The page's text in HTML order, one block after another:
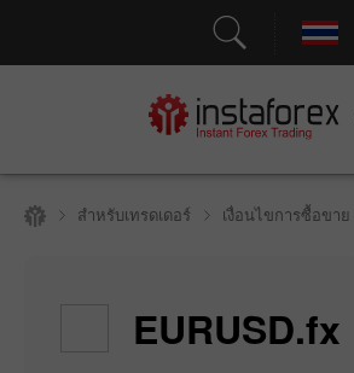
สำหรับเทรดเดอร์ เงื่อนไขการซื้อขาย
EURUSD.fx